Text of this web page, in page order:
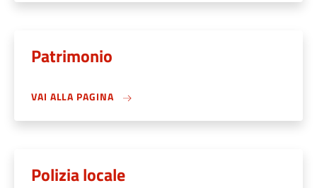
Patrimonio
VAI ALLA PAGINA
Polizia locale